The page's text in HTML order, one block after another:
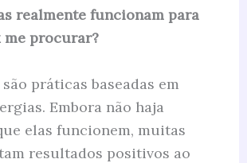
realmente funcionam para
me procurar?
práticas baseadas em
Embora não haja
elas funcionem, muitas
resultados positivos ao